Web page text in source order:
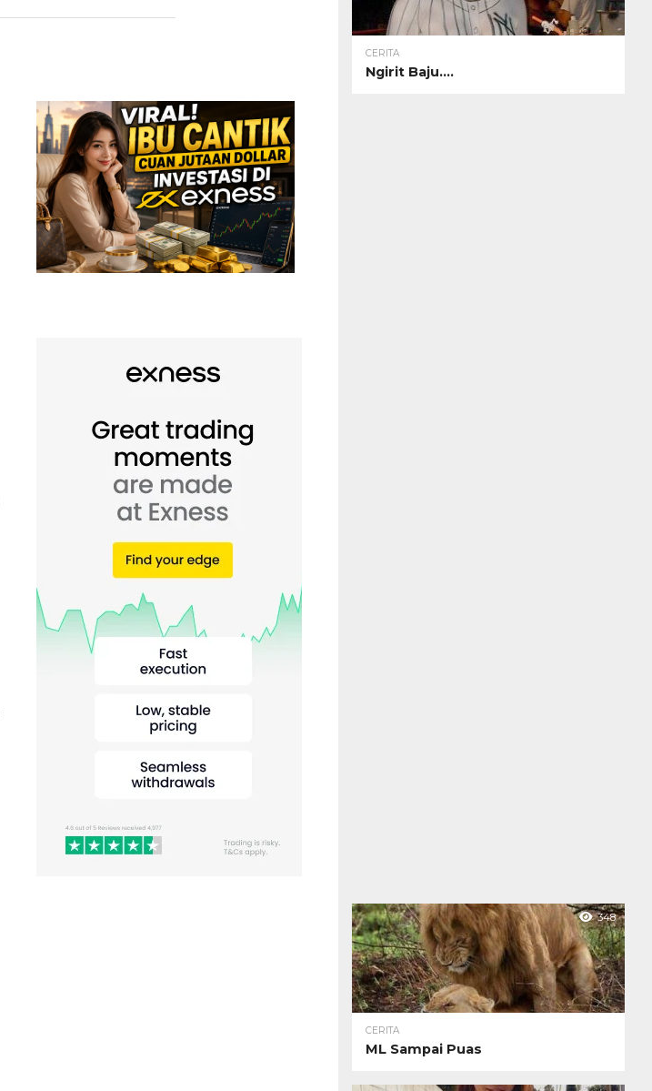
CERITA
Ngirit Baju….
348
CERITA
ML Sampai Puas